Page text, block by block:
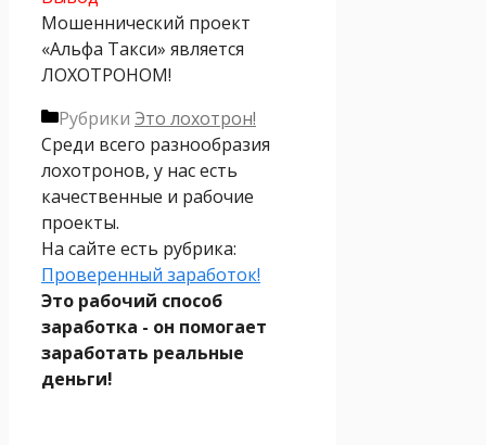
Мошеннический проект
«Альфа Такси» является
ЛОХОТРОНОМ!
Рубрики Это лохотрон!
Среди всего разнообразия
лохотронов, у нас есть
качественные и рабочие
проекты.
На сайте есть рубрика:
Проверенный заработок!
Это рабочий способ
заработка - он помогает
заработать реальные
деньги!